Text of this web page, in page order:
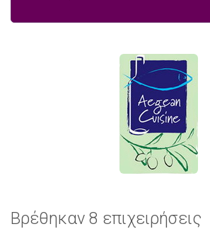
Βρέθηκαν 8 επιχειρήσεις